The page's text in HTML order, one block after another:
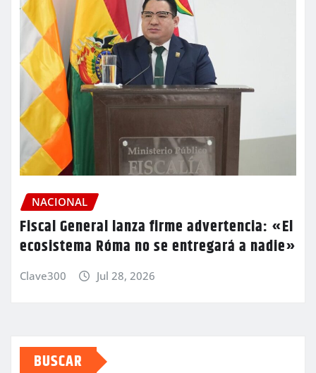
NACIONAL
Fiscal General lanza firme advertencia: «El
ecosistema Róma no se entregará a nadie»
Clave300 Jul 28, 2026
BUSCAR